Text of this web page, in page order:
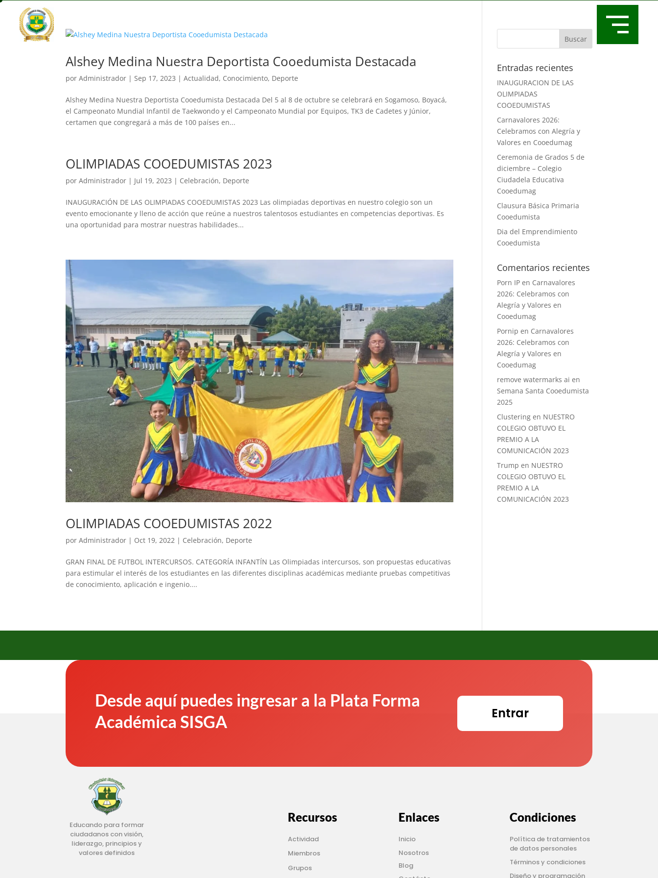
Alshey Medina Nuestra Deportista Cooedumista Destacada
porAdministrador |Sep 17, 2023 |Actualidad, Conocimiento, Deporte
Alshey Medina Nuestra Deportista Cooedumista Destacada Del 5 al 8 de octubre se celebrará en Sogamoso, Boyacá,
el Campeonato Mundial Infantil de Taekwondo y el Campeonato Mundial por Equipos, TK3 de Cadetes y Júnior,
certamen que congregará a más de 100 países en...
OLIMPIADAS COOEDUMISTAS 2023
porAdministrador | Jul 19, 2023 | Celebración, Deporte
INAUGURACIÓN DE LAS OLIMPIADAS COOEDUMISTAS 2023 Las olimpiadas deportivas en nuestro colegio son un
evento emocionante y lleno de acción que reúne a nuestros talentosos estudiantes en competencias deportivas. Es
una oportunidad para mostrar nuestras habilidades...
OLIMPIADAS COOEDUMISTAS 2022
porAdministrador | Oct 19, 2022 | Celebración, Deporte
GRAN FINAL DE FUTBOL INTERCURSOS. CATEGORÍA INFANTÍN Las Olimpiadas intercursos, son propuestas educativas
para estimular el interés de los estudiantes en las diferentes disciplinas académicas mediante pruebas competitivas
de conocimiento, aplicación e ingenio....
Entradas recientes
INAUGURACION DE LAS
OLIMPIADAS
COOEDUMISTAS
Carnavalores 2026:
Celebramos con Alegría y
Valores en Cooedumag
Ceremonia de Grados 5 de
diciembre – Colegio
Ciudadela Educativa
Cooedumag
Clausura Básica Primaria
Cooedumista
Dia del Emprendimiento
Cooedumista
Comentarios recientes
Porn IP en Carnavalores
2026: Celebramos con
Alegría y Valores en
Cooedumag
Pornip en Carnavalores
2026: Celebramos con
Alegría y Valores en
Cooedumag
remove watermarks ai en
Semana Santa Cooedumista
2025
Clustering en NUESTRO
COLEGIO OBTUVO EL
PREMIO A LA
COMUNICACIÓN 2023
Trump en NUESTRO
COLEGIO OBTUVO EL
PREMIO A LA
COMUNICACIÓN 2023
Desde aquí puedes ingresar a la Plata Forma
Académica SISGA
Entrar
Educando para formar
ciudadanos con visión,
liderazgo, principios y
valores definidos
Recursos
Actividad
Miembros
Grupos
Enlaces
Inicio
Nosotros
Blog
Condiciones
Política de tratamientos
de datos personales
Términos y condiciones
Diseño y programación